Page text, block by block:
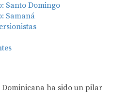
Santo Domingo
Samaná
ha sido un pilar